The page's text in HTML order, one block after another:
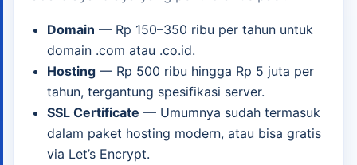
Domain — Rp 150–350 ribu per tahun untuk
domain .com atau .co.id.
Hosting — Rp 500 ribu hingga Rp 5 juta per
tahun, tergantung spesifikasi server.
SSL Certificate — Umumnya sudah termasuk
dalam paket hosting modern, atau bisa gratis
via Let’s Encrypt.